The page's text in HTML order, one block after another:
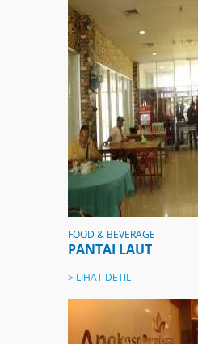
FOOD & BEVERAGE
PANTAI LAUT
> LIHAT DETIL